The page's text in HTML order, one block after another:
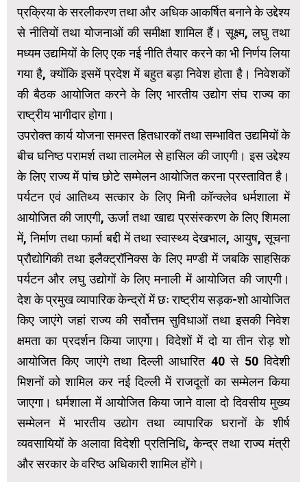
प्रक्रिया के सरलीकरण तथा और अधिक आकर्षित बनाने के उद्देश्य
से नीतियों तथा योजनाओं की समीक्षा शामिल हैं। सूक्ष्म, लघु तथा
मध्यम उद्यमियों के लिए एक नई नीति तैयार करने का भी निर्णय लिया
गया है, क्योंकि इसमें प्रदेश में बहुत बड़ा निवेश होता है। निवेशकों
की बैठक आयोजित करने के लिए भारतीय उद्योग संघ राज्य का
राष्ट्रीय भागीदार होगा।
उपरोक्त कार्य योजना समस्त हितधारकों तथा सम्भावित उद्यमियों के
बीच घनिष्ठ परामर्श तथा तालमेल से हासिल की जाएगी। इस उद्देश्य
के लिए राज्य में पांच छोटे सम्मेलन आयोजित करना प्रस्तावित है।
पर्यटन एवं आतिथ्य सत्कार के लिए मिनी कॉन्क्लेव धर्मशाला में
आयोजित की जाएगी, ऊर्जा तथा खाद्य प्रसंस्करण के लिए शिमला
में, निर्माण तथा फार्मा बद्दी में तथा स्वास्थ्य देखभाल, आयुष, सूचना
प्रौद्योगिकी तथा इलैक्ट्रॉनिक्स के लिए मण्डी में जबकि साहसिक
पर्यटन और लघु उद्योगों के लिए मनाली में आयोजित की जाएगी।
देश के प्रमुख व्यापारिक केन्द्रों में छः राष्ट्रीय सड़क-शो आयोजित
किए जाएंगे जहां राज्य की सर्वोत्तम सुविधाओं तथा इसकी निवेश
क्षमता का प्रदर्शन किया जाएगा। विदेशों में दो या तीन रोड़ शो
आयोजित किए जाएंगे तथा दिल्ली आधारित 40 से 50 विदेशी
मिशनों को शामिल कर नई दिल्ली में राजदूतों का सम्मेलन किया
जाएगा। धर्मशाला में आयोजित किया जाने वाला दो दिवसीय मुख्य
सम्मेलन में भारतीय उद्योग तथा व्यापारिक घरानों के शीर्ष
व्यवसायियों के अलावा विदेशी प्रतिनिधि, केन्द्र तथा राज्य मंत्री
और सरकार के वरिष्ठ अधिकारी शामिल होंगे।